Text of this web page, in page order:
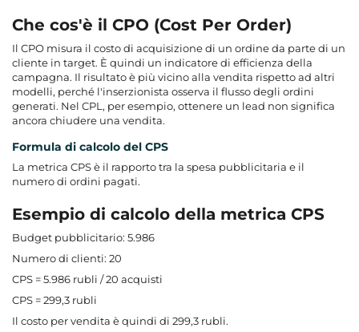
Che cos'è il CPO (Cost Per Order)
Il CPO misura il costo di acquisizione di un ordine da parte di un
cliente in target. È quindi un indicatore di efficienza della
campagna. Il risultato è più vicino alla vendita rispetto ad altri
modelli, perché l'inserzionista osserva il flusso degli ordini
generati. Nel CPL, per esempio, ottenere un lead non significa
ancora chiudere una vendita.
Formula di calcolo del CPS
La metrica CPS è il rapporto tra la spesa pubblicitaria e il
numero di ordini pagati.
Esempio di calcolo della metrica CPS
Budget pubblicitario: 5.986
Numero di clienti: 20
CPS = 5.986 rubli / 20 acquisti
CPS = 299,3 rubli
Il costo per vendita è quindi di 299,3 rubli.